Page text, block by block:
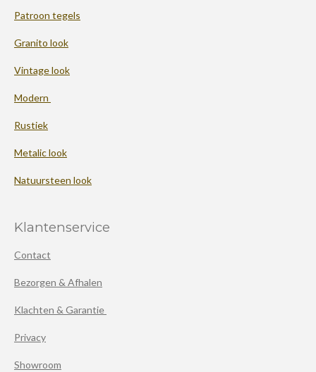
Patroon tegels
Granito look
Vintage look
Modern
Rustiek
Metalic look
Natuursteen look
Klantenservice
Contact
Bezorgen & Afhalen
Klachten & Garantie
Privacy
Showroom